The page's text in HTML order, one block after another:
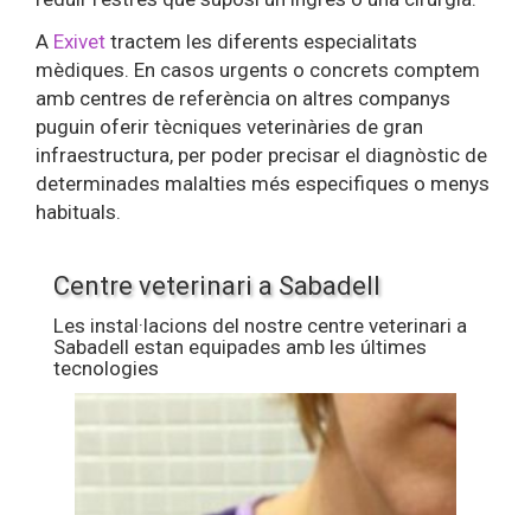
A Exivet tractem les diferents especialitats
mèdiques. En casos urgents o concrets comptem
amb centres de referència on altres companys
puguin oferir tècniques veterinàries de gran
infraestructura, per poder precisar el diagnòstic de
determinades malalties més especifiques o menys
habituals.
Centre veterinari a Sabadell
Les instal·lacions del nostre centre veterinari a
Sabadell estan equipades amb les últimes
tecnologies
Següent